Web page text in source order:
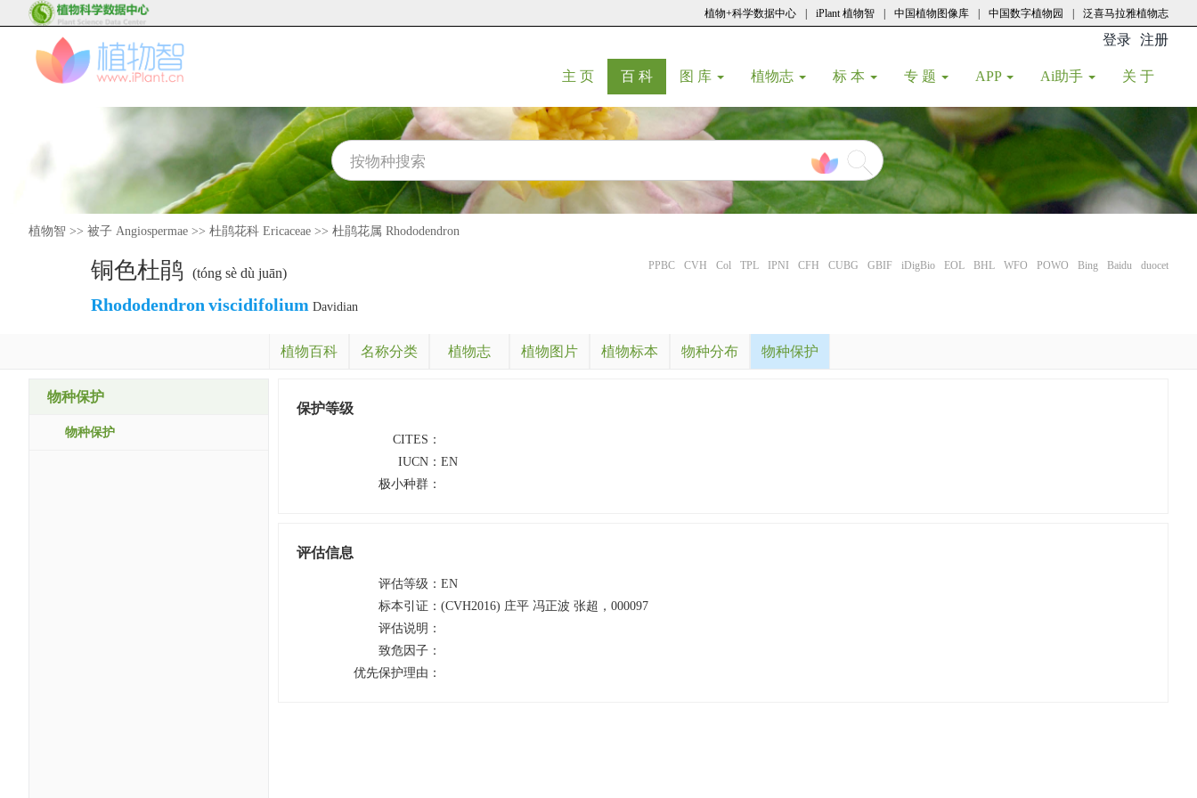
植物+科学数据中心 iPlant 植物智 中国植物图像库 中国数字植物园 泛喜马拉雅植物志
登录 注册
主 页(current)
百 科(current)
图 库 植物志 标 本 专 题 APP Ai助手 关 于
植物智 >> 被子 Angiospermae >> 杜鹃花科 Ericaceae >> 杜鹃花属 Rhododendron
铜色杜鹃 (tóng sè dù juān) PPBC CVH Col TPL IPNI CFH CUBG GBIF iDigBio EOL BHL WFO POWO Bing Baidu duocet
Rhododendron viscidifolium Davidian
植物百科 名称分类 植物志 植物图片 植物标本 物种分布 物种保护
物种保护
物种保护
保护等级
CITES：
IUCN： EN
极小种群：
评估信息
评估等级： EN
标本引证： (CVH2016) 庄平 冯正波 张超，000097
评估说明：
致危因子：
优先保护理由：